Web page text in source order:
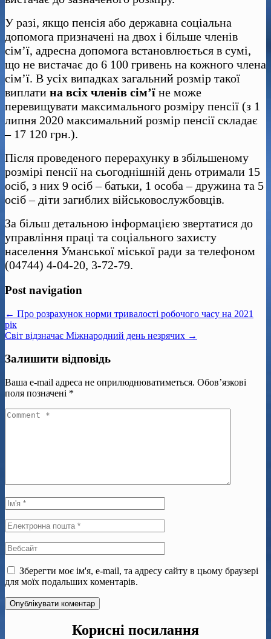
У разі, якщо пенсія або державна соціальна
допомога призначені на двох і більше членів
сім’ї, адресна допомога встановлюється в сумі,
що не вистачає до 6 100 гривень на кожного члена
сім’ї. В усіх випадках загальний розмір такої
виплати на всіх членів сім’ї не може
перевищувати максимального розміру пенсії (з 1
липня 2020 максимальний розмір пенсії складає
– 17 120 грн.).
Після проведеного перерахунку в збільшеному
розмірі пенсії на сьогоднішній день отримали 15
осіб, з них 9 осіб – батьки, 1 особа – дружина та 5
осіб – діти загиблих військовослужбовців.
За більш детальною інформацією звертатися до
управління праці та соціального захисту
населення Уманської міської ради за телефоном
(04744) 4-04-20, 3-72-79.
Post navigation
← Про розрахунок норми тривалості робочого часу на 2021
рік
Світ відзначає Міжнародний день незрячих →
Залишити відповідь
Ваша e-mail адреса не оприлюднюватиметься. Обов’язкові
поля позначені *
Зберегти моє ім'я, e-mail, та адресу сайту в цьому браузері
для моїх подальших коментарів.
Корисні посилання